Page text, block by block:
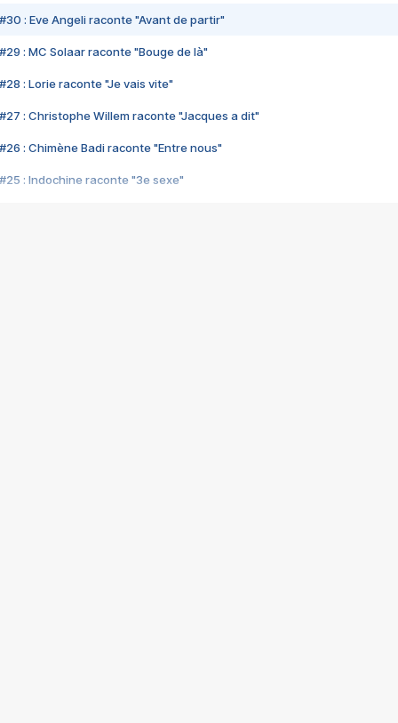
#30 : Eve Angeli raconte "Avant de partir"
#29 : MC Solaar raconte "Bouge de là"
#28 : Lorie raconte "Je vais vite"
#27 : Christophe Willem raconte "Jacques a dit"
#26 : Chimène Badi raconte "Entre nous"
#25 : Indochine raconte "3e sexe"